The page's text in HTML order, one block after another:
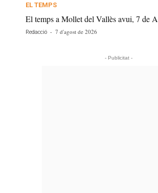
EL TEMPS
El temps a Mollet del Vallès avui, 7 de
Redacció - 7 d'agost de 2026
- Publicitat -